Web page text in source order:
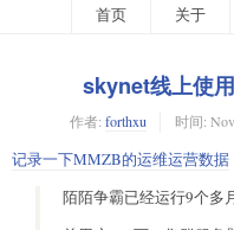
首页 关于
skynet线上使
作者: forthxu 时间:
记录一下MMZB的运维运营数据
陌陌争霸已经运行9个多